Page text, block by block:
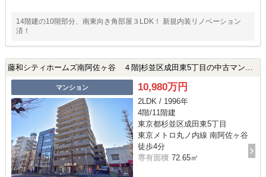
14階建の10階部分、南東向き角部屋３LDK！ 新規内装リノベーション
済！
藤和シティホームズ南阿佐ヶ谷 ４階|杉並区成田東5丁目の中古マンション
マンション 10,980万円
2LDK / 1996年
4階/11階建
東京都杉並区成田東5丁目
東京メトロ丸ノ内線 南阿佐ヶ谷
徒歩4分
専有面積 72.65㎡